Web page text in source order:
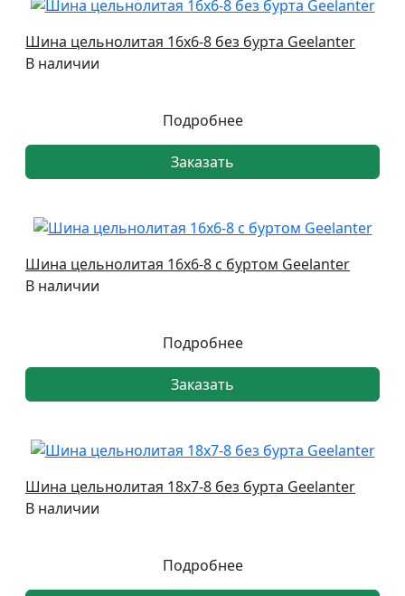
Шина цельнолитая 16х6-8 без бурта Geelanter
В наличии
Подробнее
Заказать
Шина цельнолитая 16х6-8 с буртом Geelanter
В наличии
Подробнее
Заказать
Шина цельнолитая 18х7-8 без бурта Geelanter
В наличии
Подробнее